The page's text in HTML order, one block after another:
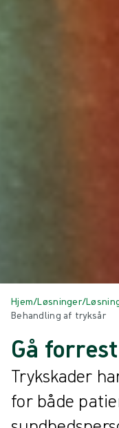
Hjem/Løsninger/
Behandling af tryksår
Gå
Trykskader
for både